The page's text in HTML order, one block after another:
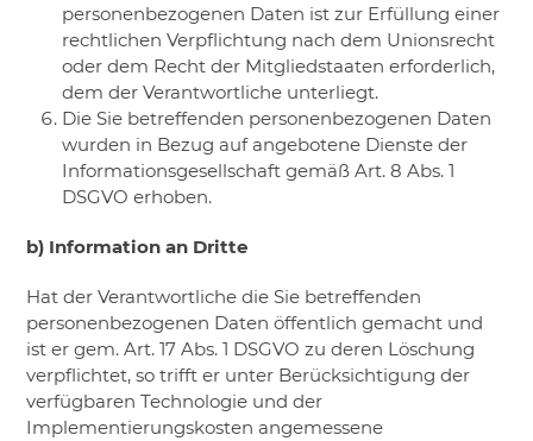
personenbezogenen Daten ist zur Erfüllung einer
rechtlichen Verpflichtung nach dem Unionsrecht
oder dem Recht der Mitgliedstaaten erforderlich,
dem der Verantwortliche unterliegt.
Die Sie betreffenden personenbezogenen Daten
wurden in Bezug auf angebotene Dienste der
Informationsgesellschaft gemäß Art. 8 Abs. 1
DSGVO erhoben.
b) Information an Dritte
Hat der Verantwortliche die Sie betreffenden
personenbezogenen Daten öffentlich gemacht und
ist er gem. Art. 17 Abs. 1 DSGVO zu deren Löschung
verpflichtet, so trifft er unter Berücksichtigung der
verfügbaren Technologie und der
Implementierungskosten angemessene